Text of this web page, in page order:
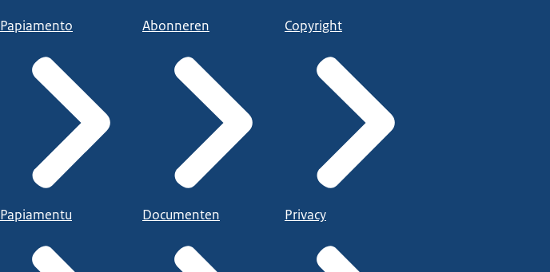
Papiamento
Papiamentu
Abonneren
Documenten
Copyright
Privacy